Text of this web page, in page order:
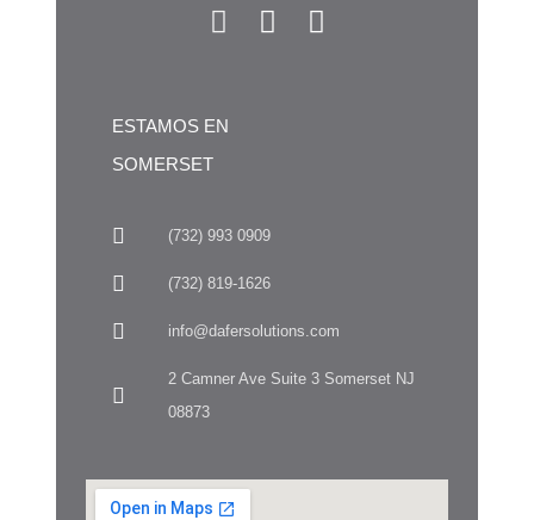
ESTAMOS EN
SOMERSET
(732) 993 0909
(732) 819-1626
info@dafersolutions.com
2 Camner Ave Suite 3 Somerset NJ
08873